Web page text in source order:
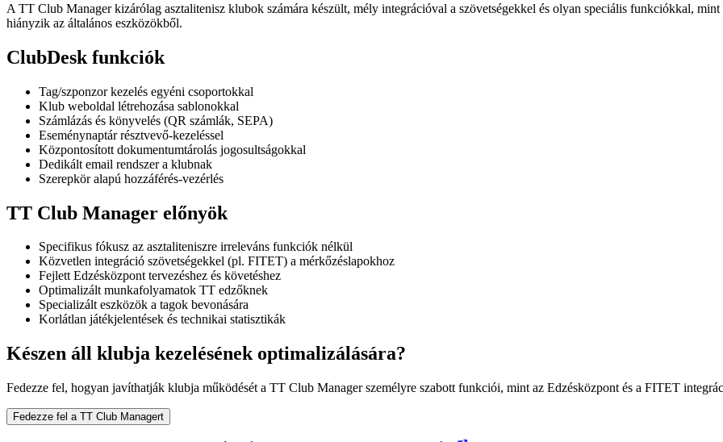
A TT Club Manager kizárólag asztalitenisz klubok számára készült, mély integrációval a szövetségekkel és olyan speciális funkciókkal,
hiányzik az általános eszközökből.
ClubDesk funkciók
Tag/szponzor kezelés egyéni csoportokkal
Klub weboldal létrehozása sablonokkal
Számlázás és könyvelés (QR számlák, SEPA)
Eseménynaptár résztvevő-kezeléssel
Központosított dokumentumtárolás jogosultságokkal
Dedikált email rendszer a klubnak
Szerepkör alapú hozzáférés-vezérlés
TT Club Manager előnyök
Specifikus fókusz az asztaliteniszre irreleváns funkciók nélkül
Közvetlen integráció szövetségekkel (pl. FITET) a mérkőzéslapokhoz
Fejlett Edzésközpont tervezéshez és követéshez
Optimalizált munkafolyamatok TT edzőknek
Specializált eszközök a tagok bevonására
Korlátlan játékjelentések és technikai statisztikák
Készen áll klubja kezelésének optimalizálására?
Fedezze fel, hogyan javíthatják klubja működését a TT Club Manager személyre szabott funkciói, mint az Edzésközpont és a FITET
Fedezze fel a TT Club Managert